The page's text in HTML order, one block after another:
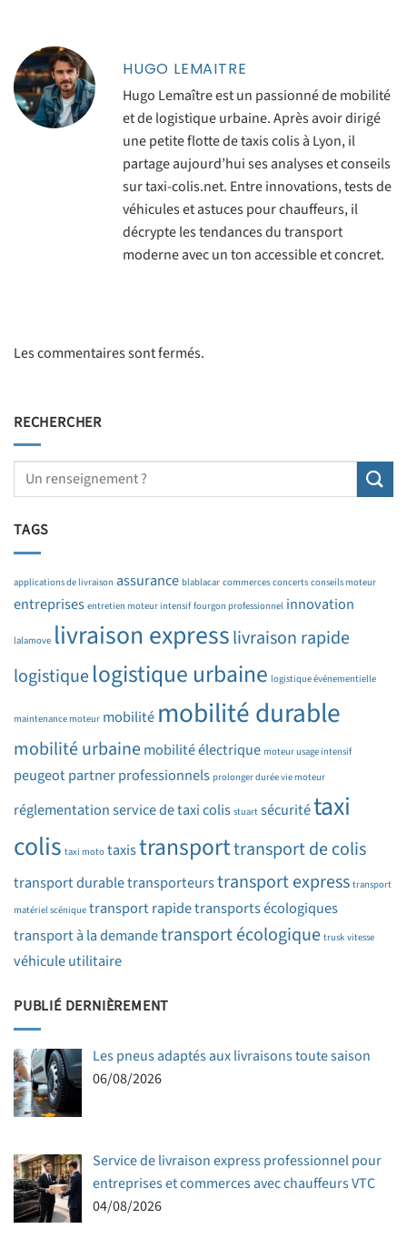
HUGO LEMAITRE
Hugo Lemaître est un passionné de mobilité
et de logistique urbaine. Après avoir dirigé
une petite flotte de taxis colis à Lyon, il
partage aujourd’hui ses analyses et conseils
sur taxi-colis.net. Entre innovations, tests de
véhicules et astuces pour chauffeurs, il
décrypte les tendances du transport
moderne avec un ton accessible et concret.
Les commentaires sont fermés.
RECHERCHER
TAGS
applications de livraison assurance blablacar commerces concerts conseils moteur
entreprises entretien moteur intensif fourgon professionnel innovation
lalamove livraison expresslivraison rapide
logistiquelogistique urbaine logistique événementielle
maintenance moteur mobilité mobilité durable
mobilité urbainemobilité électrique moteur usage intensif
peugeot partnerprofessionnels prolonger durée vie moteur
réglementationservice de taxi colis stuart sécuritétaxi
colis taxi moto taxistransporttransport de colis
transport durabletransporteurstransport express transport
matériel scénique transport rapidetransports écologiques
transport à la demandetransport écologique trusk vitesse
véhicule utilitaire
PUBLIÉ DERNIÈREMENT
Les pneus adaptés aux livraisons toute saison
06/08/2026
Service de livraison express professionnel pour
entreprises et commerces avec chauffeurs VTC
04/08/2026